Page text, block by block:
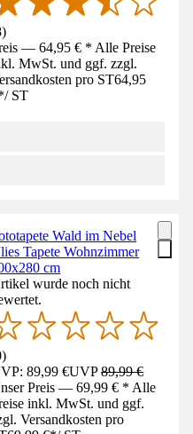
)
— 64,95 € * Alle Preise
MwSt. und ggf. zzgl.
pro ST64,95
/ ST
Wald im Nebel
Tapete Wohnzimmer
cm
wurde noch nicht
)
89,99 €UVP89,99 €
Preis — 69,99 € * Alle
inkl. MwSt. und ggf.
Versandkosten pro